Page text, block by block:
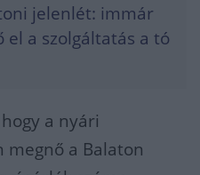
jelenlét: immár
a szolgáltatás a tó
a nyári
a Balaton